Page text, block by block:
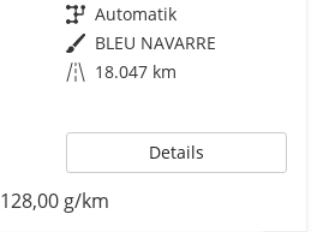
Getriebe Automatik
Außenfarbe BLEU NAVARRE
Kilometerstand 18.047 km
Details
128,00 g/km